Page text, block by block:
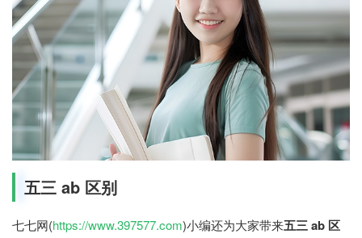
五三 ab 区别
七七网(https://www.397577.com)小编还为大家带来五三 ab 区